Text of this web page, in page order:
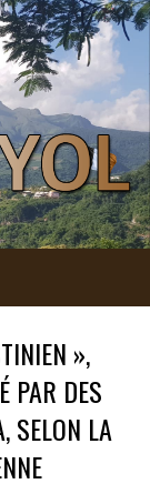
»,
PAR DES
SELON LA